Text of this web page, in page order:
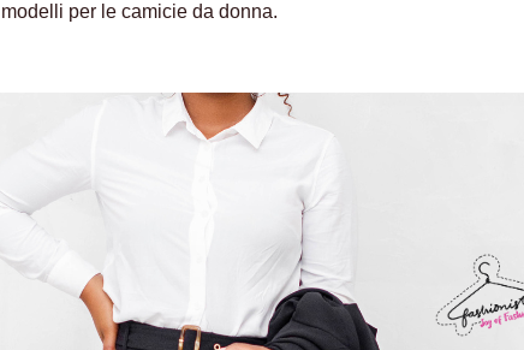
per le camicie da donna.